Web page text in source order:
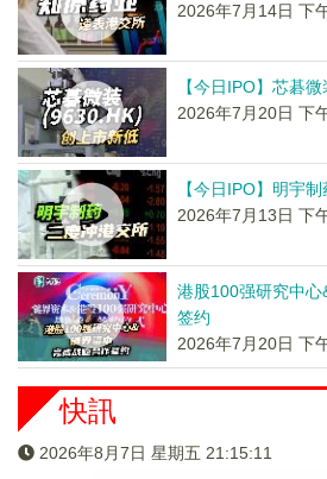
2026年7月14日 下
【今日IPO】芯碁
2026年7月20日 下
【今日IPO】明宇
2026年7月13日 下
港股100强研究中
签约
2026年7月20日 下
快訊
2026年8月7日 星期五 21:15:12